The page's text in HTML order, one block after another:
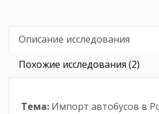
Описание исследования
Похожие исследования (2)
Тема: Импорт автобусов в